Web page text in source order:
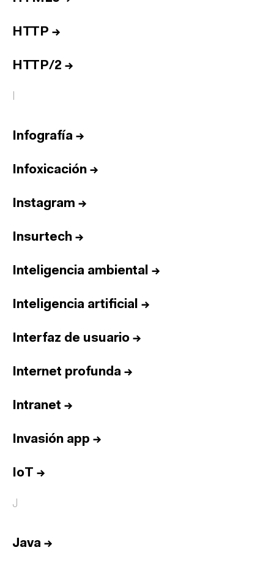
HTTP →
HTTP/2 →
I
Infografía →
Infoxicación →
Instagram →
Insurtech →
Inteligencia ambiental →
Inteligencia artificial →
Interfaz de usuario →
Internet profunda →
Intranet →
Invasión app →
IoT →
J
Java →